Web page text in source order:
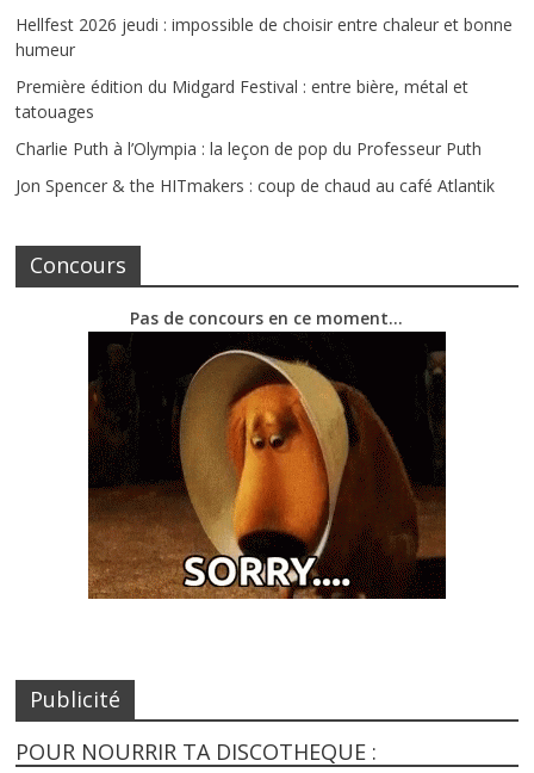
Hellfest 2026 jeudi : impossible de choisir entre chaleur et bonne
humeur
Première édition du Midgard Festival : entre bière, métal et
tatouages
Charlie Puth à l’Olympia : la leçon de pop du Professeur Puth
Jon Spencer & the HITmakers : coup de chaud au café Atlantik
Concours
Pas de concours en ce moment…
Publicité
POUR NOURRIR TA DISCOTHEQUE :